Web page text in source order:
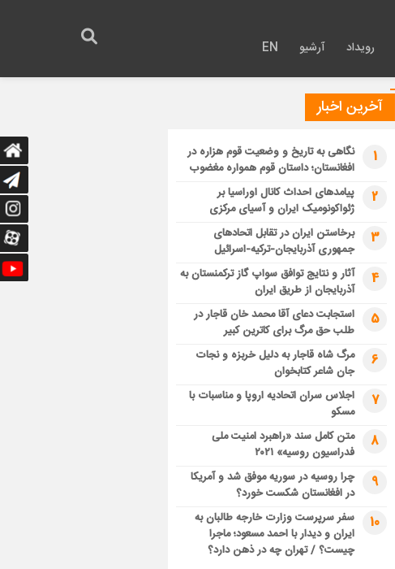
رویداد آرشیو EN
آخرین اخبار
1
نگاهی به تاریخ و وضعیت قوم هزاره در
افغانستان؛ داستان قوم همواره مغضوب
2
پیامدهای احداث کانال اوراسیا بر
ژئواکونومیک ایران و آسیای مرکزی
3
برخاستن ایران در تقابل اتحادهای
جمهوری آذربایجان-ترکیه-اسرائیل
4
آثار و نتایج توافق سواپ گاز ترکمنستان به
آذربایجان از طریق ایران
5
استجابت دعای آقا محمد خان قاجار در
طلب حق مرگ برای کاترین کبیر
6
مرگ شاه قاجار به دلیل خربزه و نجات
جان شاعر کتابخوان
7
اجلاس سران اتحادیه اروپا و مناسبات با
مسکو
8
متن کامل سند «راهبرد امنیت ملی
فدراسیون روسیه» ۲۰۲۱
9
چرا روسیه در سوریه موفق شد و آمریکا
در افغانستان شکست خورد؟
10
سفر سرپرست وزارت خارجه طالبان به
ایران و دیدار با احمد مسعود؛ ماجرا
چیست؟ / تهران چه در ذهن دارد؟